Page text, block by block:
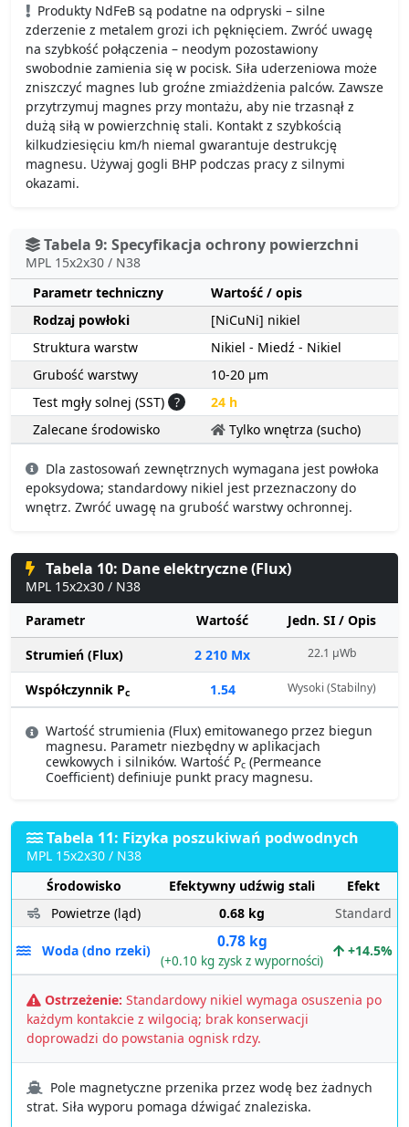
Produkty NdFeB są podatne na odpryski – silne
zderzenie z metalem grozi ich pęknięciem. Zwróć uwagę
na szybkość połączenia – neodym pozostawiony
swobodnie zamienia się w pocisk. Siła uderzeniowa może
zniszczyć magnes lub groźne zmiażdżenia palców. Zawsze
przytrzymuj magnes przy montażu, aby nie trzasnął z
dużą siłą w powierzchnię stali. Kontakt z szybkością
kilkudziesięciu km/h niemal gwarantuje destrukcję
magnesu. Używaj gogli BHP podczas pracy z silnymi
okazami.
Tabela 9: Specyfikacja ochrony powierzchni
MPL 15x2x30 / N38
Parametr techniczny
Wartość / opis
Rodzaj powłoki
[NiCuNi] nikiel
Struktura warstw
Nikiel - Miedź - Nikiel
Grubość warstwy
10-20 µm
Test mgły solnej (SST) ?
24 h
Zalecane środowisko
Tylko wnętrza (sucho)
Dla zastosowań zewnętrznych wymagana jest powłoka
epoksydowa; standardowy nikiel jest przeznaczony do
wnętrz. Zwróć uwagę na grubość warstwy ochronnej.
Tabela 10: Dane elektryczne (Flux)
MPL 15x2x30 / N38
Parametr
Wartość
Jedn. SI / Opis
Strumień (Flux)
2 210 Mx 22.1 µWb
Współczynnik Pc 1.54 Wysoki (Stabilny)
Wartość strumienia (Flux) emitowanego przez biegun
magnesu. Parametr niezbędny w aplikacjach
cewkowych i silników. Wartość Pc (Permeance
Coefficient) definiuje punkt pracy magnesu.
Tabela 11: Fizyka poszukiwań podwodnych
MPL 15x2x30 / N38
Środowisko
Efektywny udźwig stali
Efekt
Powietrze (ląd)
0.68 kg Standard
Woda (dno rzeki) 0.78 kg
(+0.10 kg zysk z wyporności)
+14.5%
Ostrzeżenie: Standardowy nikiel wymaga osuszenia po
każdym kontakcie z wilgocią; brak konserwacji
doprowadzi do powstania ognisk rdzy.
Pole magnetyczne przenika przez wodę bez żadnych
strat. Siła wyporu pomaga dźwigać znaleziska.